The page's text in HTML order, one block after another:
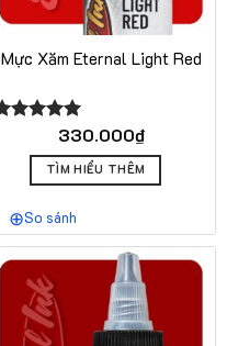
Mực Xăm Eternal Light Red
Được xếp
hạng5.00
330.000₫
TÌM HIỂU THÊM
So sánh